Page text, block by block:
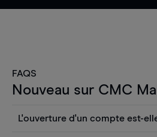
FAQS
Nouveau sur CMC
L'ouverture d'un compte est-